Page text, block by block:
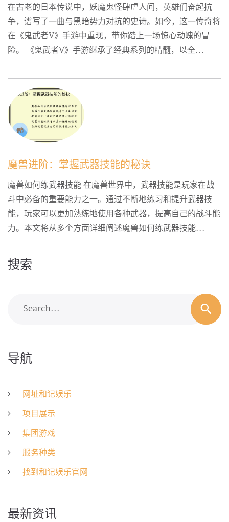
在古老的日本传说中，妖魔鬼怪肆虐人间，英雄们奋起抗
争，谱写了一曲与黑暗势力对抗的史诗。如今，这一传奇将
在《鬼武者V》手游中重现，带你踏上一场惊心动魄的冒
险。 《鬼武者V》手游继承了经典系列的精髓，以全...
魔兽进阶：掌握武器技能的秘诀
魔兽如何练武器技能 在魔兽世界中，武器技能是玩家在战
斗中必备的重要能力之一。通过不断地练习和提升武器技
能，玩家可以更加熟练地使用各种武器，提高自己的战斗能
力。本文将从多个方面详细阐述魔兽如何练武器技能...
搜索
Search...
导航
网址和记娱乐
项目展示
集团游戏
服务种类
找到和记娱乐官网
最新资讯